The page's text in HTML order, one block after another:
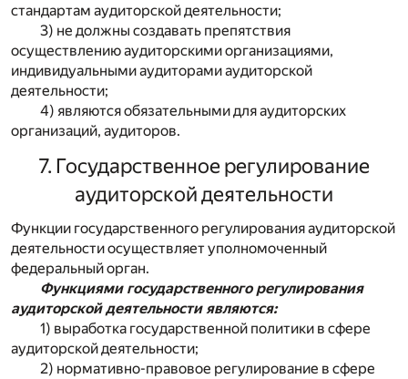
стандартам аудиторской деятельности;
3) не должны создавать препятствия
осуществлению аудиторскими организациями,
индивидуальными аудиторами аудиторской
деятельности;
4) являются обязательными для аудиторских
организаций, аудиторов.
7. Государственное регулирование
аудиторской деятельности
Функции государственного регулирования аудиторской
деятельности осуществляет уполномоченный
федеральный орган.
Функциями государственного регулирования
аудиторской деятельности являются:
1) выработка государственной политики в сфере
аудиторской деятельности;
2) нормативно-правовое регулирование в сфере